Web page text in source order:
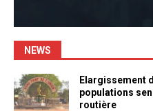
NEWS
Elargissement
populations
routière